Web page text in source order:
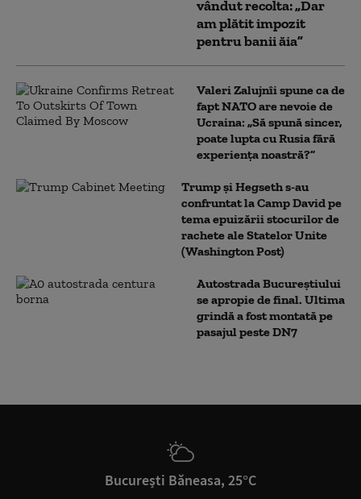
vândut recolta: „Dar
am plătit impozit
pentru banii ăia”
Valeri Zalujnîi spune ca de
fapt NATO are nevoie de
Ucraina: „Să spună sincer,
poate lupta cu Rusia fără
experiența noastră?”
Trump şi Hegseth s-au
confruntat la Camp David pe
tema epuizării stocurilor de
rachete ale Statelor Unite
(Washington Post)
Autostrada Bucureștiului
se apropie de final. Ultima
grindă a fost montată pe
pasajul peste DN7
București Băneasa, 25°C